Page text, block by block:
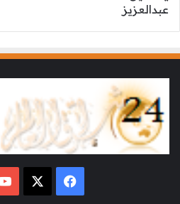
فيسبوك